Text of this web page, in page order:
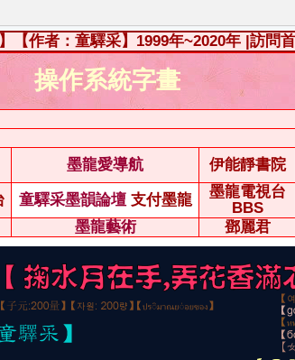
【作者：童驛采】1999年~2020年 |訪問
操作系統字畫
墨龍愛導航 伊能靜書院
童驛采墨韻論壇 支付墨龍
墨龍電視台
BBS
墨龍藝術 鄧麗君